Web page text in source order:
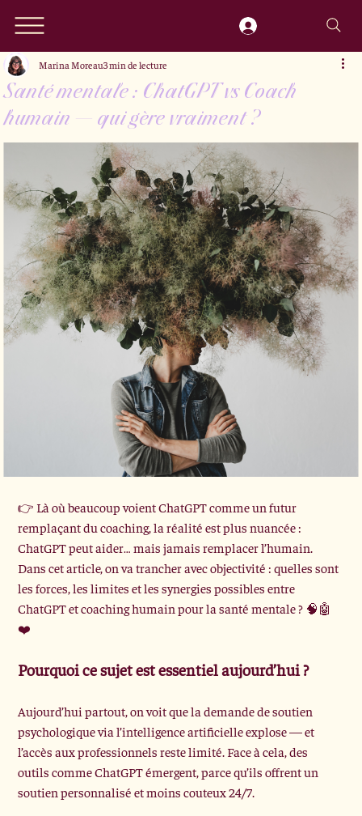
Santé mentale : ChatGPT vs Coach
humain — qui gère vraiment ?
Marina Moreau3 min de lecture
👉 Là où beaucoup voient ChatGPT comme un futur
remplaçant du coaching, la réalité est plus nuancée :
ChatGPT peut aider… mais jamais remplacer l’humain.
Dans cet article, on va trancher avec objectivité : quelles sont
les forces, les limites et les synergies possibles entre
ChatGPT et coaching humain pour la santé mentale ? 🧠🤖
❤️
Pourquoi ce sujet est essentiel aujourd’hui ?
Aujourd’hui partout, on voit que la demande de soutien
psychologique via l’intelligence artificielle explose — et
l’accès aux professionnels reste limité. Face à cela, des
outils comme ChatGPT émergent, parce qu’ils offrent un
soutien personnalisé et moins couteux 24/7.